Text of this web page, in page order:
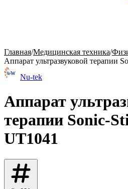
Главная/Медицинская техника/
Аппарат ультразвуковой терапии
Nu-tek
Аппарат
терапии Sonic-
UT1041